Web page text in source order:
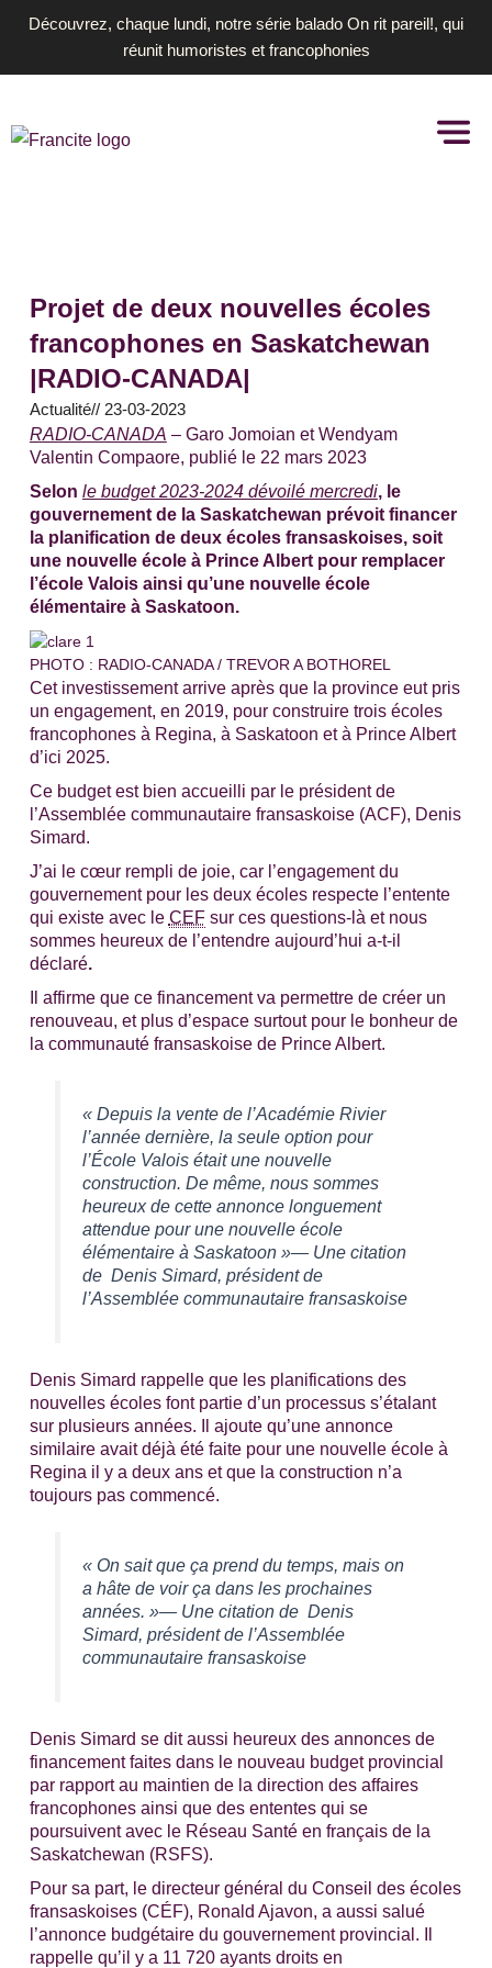
Aller
contenu
Découvrez, chaque lundi, notre série balado On rit pareil!, qui
réunit humoristes et francophonies
Projet de deux nouvelles écoles
francophones en Saskatchewan
|RADIO-CANADA|
Actualité// 23-03-2023
RADIO-CANADA – Garo Jomoian et Wendyam
Valentin Compaore, publié le 22 mars 2023
Selon le budget 2023-2024 dévoilé mercredi, le
gouvernement de la Saskatchewan prévoit financer
la planification de deux écoles fransaskoises, soit
une nouvelle école à Prince Albert pour remplacer
l’école Valois ainsi qu’une nouvelle école
élémentaire à Saskatoon.
PHOTO : RADIO-CANADA / TREVOR A BOTHOREL
Cet investissement arrive après que la province eut pris
un engagement, en 2019, pour construire trois écoles
francophones à Regina, à Saskatoon et à Prince Albert
d’ici 2025.
Ce budget est bien accueilli par le président de
l’Assemblée communautaire fransaskoise (ACF), Denis
Simard.
J’ai le cœur rempli de joie, car l’engagement du
gouvernement pour les deux écoles respecte l’entente
qui existe avec le CEFsur ces questions-là et nous
sommes heureux de l’entendre aujourd’hui a-t-il
déclaré.
Il affirme que ce financement va permettre de créer un
renouveau, et plus d’espace surtout pour le bonheur de
la communauté fransaskoise de Prince Albert.
« Depuis la vente de l’Académie Rivier
l’année dernière, la seule option pour
l’École Valois était une nouvelle
construction. De même, nous sommes
heureux de cette annonce longuement
attendue pour une nouvelle école
élémentaire à Saskatoon »— Une citation
de Denis Simard, président de
l’Assemblée communautaire fransaskoise
Denis Simard rappelle que les planifications des
nouvelles écoles font partie d’un processus s’étalant
sur plusieurs années. Il ajoute qu’une annonce
similaire avait déjà été faite pour une nouvelle école à
Regina il y a deux ans et que la construction n’a
toujours pas commencé.
« On sait que ça prend du temps, mais on
a hâte de voir ça dans les prochaines
années. »— Une citation de Denis
Simard, président de l’Assemblée
communautaire fransaskoise
Denis Simard se dit aussi heureux des annonces de
financement faites dans le nouveau budget provincial
par rapport au maintien de la direction des affaires
francophones ainsi que des ententes qui se
poursuivent avec le Réseau Santé en français de la
Saskatchewan (RSFS).
Pour sa part, le directeur général du Conseil des écoles
fransaskoises (CÉF), Ronald Ajavon, a aussi salué
l’annonce budgétaire du gouvernement provincial. Il
rappelle qu’il y a 11 720 ayants droits en